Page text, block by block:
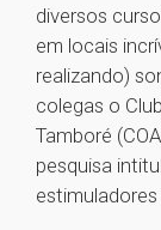
diversos
em locais
realizando)
colegas o
Tamboré
pesquisa